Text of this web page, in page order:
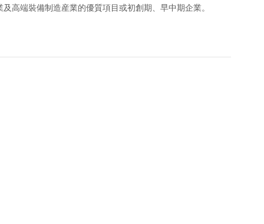
端裝備制造産業的優質項目或初創期、早中期企業。